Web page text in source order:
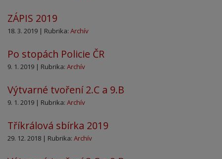
ZÁPIS 2019
18. 3. 2019 | Rubrika: Archív
Po stopách Policie ČR
9. 1. 2019 | Rubrika: Archív
Výtvarné tvoření 2.C a 9.B
9. 1. 2019 | Rubrika: Archív
Tříkrálová sbírka 2019
29. 12. 2018 | Rubrika: Archív